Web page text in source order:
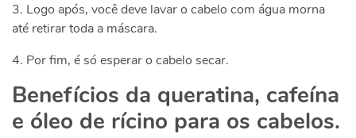
3. Logo após, você deve lavar o cabelo com água morna
até retirar toda a máscara.
4. Por fim, é só esperar o cabelo secar.
Benefícios da queratina, cafeína
e óleo de rícino para os cabelos.